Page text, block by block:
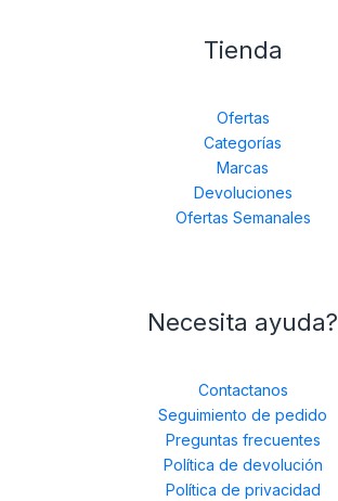
Tienda
Ofertas
Categorías
Marcas
Devoluciones
Ofertas Semanales
Necesita ayuda?
Contactanos
Seguimiento de pedido
Preguntas frecuentes
Política de devolución
Política de privacidad